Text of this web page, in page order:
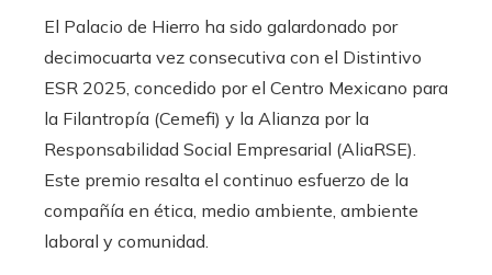
El Palacio de Hierro ha sido galardonado por
decimocuarta vez consecutiva con el Distintivo
ESR 2025, concedido por el Centro Mexicano para
la Filantropía (Cemefi) y la Alianza por la
Responsabilidad Social Empresarial (AliaRSE).
Este premio resalta el continuo esfuerzo de la
compañía en ética, medio ambiente, ambiente
laboral y comunidad.